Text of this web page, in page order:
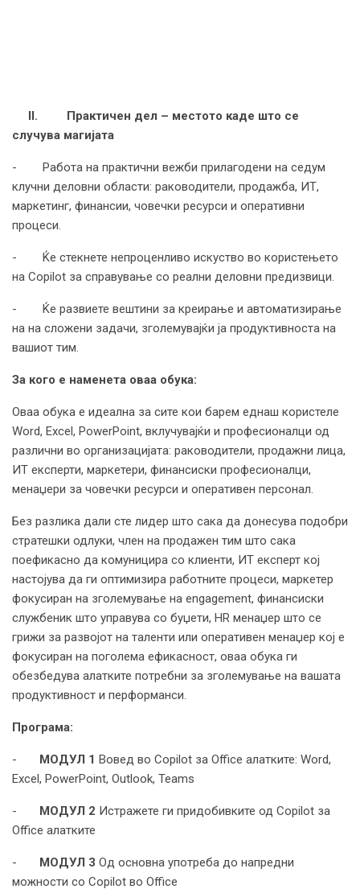
II. Практичен дел – местото каде што се
случува магијата
- Работа на практични вежби прилагодени на седум
клучни деловни области: раководители, продажба, ИТ,
маркетинг, финансии, човечки ресурси и оперативни
процеси.
- Ќе стекнете непроценливо искуство во користењето
на Copilot за справување со реални деловни предизвици.
- Ќе развиете вештини за креирање и автоматизирање
на на сложени задачи, зголемувајќи ја продуктивноста на
вашиот тим.
За кого е наменета оваа обука:
Оваа обука е идеална за сите кои барем еднаш користеле
Word, Excel, PowerPoint, вклучувајќи и професионалци од
различни во организацијата: раководители, продажни лица,
ИТ експерти, маркетери, финансиски професионалци,
менаџери за човечки ресурси и оперативен персонал.
Без разлика дали сте лидер што сака да донесува подобри
стратешки одлуки, член на продажен тим што сака
поефикасно да комуницира со клиенти, ИТ експерт кој
настојува да ги оптимизира работните процеси, маркетер
фокусиран на зголемување на engagement, финансиски
службеник што управува со буџети, HR менаџер што се
грижи за развојот на таленти или оперативен менаџер кој е
фокусиран на поголема ефикасност, оваа обука ги
обезбедува алатките потребни за зголемување на вашата
продуктивност и перформанси.
Програма:
- МОДУЛ 1 Вовед во Copilot за Office алатките: Word,
Excel, PowerPoint, Outlook, Teams
- МОДУЛ 2 Истражете ги придобивките од Copilot за
Office алатките
- МОДУЛ 3 Од основна употреба до напредни
можности со Copilot во Office